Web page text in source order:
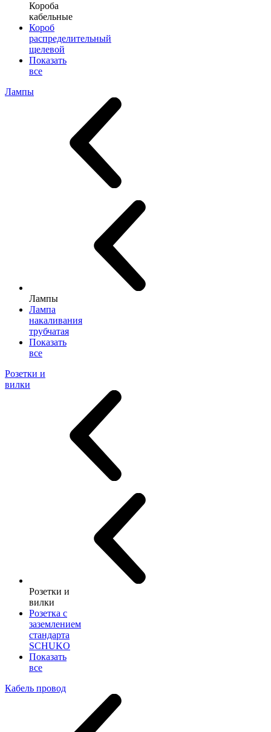
Короба
кабельные
Короб
распределительный
щелевой
Показать
все
Лампы
Лампы
Лампа
накаливания
трубчатая
Показать
все
Розетки и
вилки
Розетки и
вилки
Розетка с
заземлением
стандарта
SCHUKO
Показать
все
Кабель провод